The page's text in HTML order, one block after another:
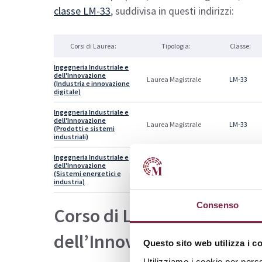
Consenso
Questo sito web utilizza i
classe LM-33,suddivisa in questi indirizzi:
Corsi di Laurea: Tipologia: Classe:
Ingegneria Industriale e
dell'Innovazione
(Industria e innovazione
digitale)
Laurea Magistrale LM-33
Ingegneria Industriale e
dell'Innovazione
(Prodotti e sistemi
industriali)
Laurea Magistrale LM-33
Ingegneria Industriale e
dell'Innovazione
(Sistemi energetici e
industria)
Laurea Magistrale
Corso di Laurea in
dell’Innovazione